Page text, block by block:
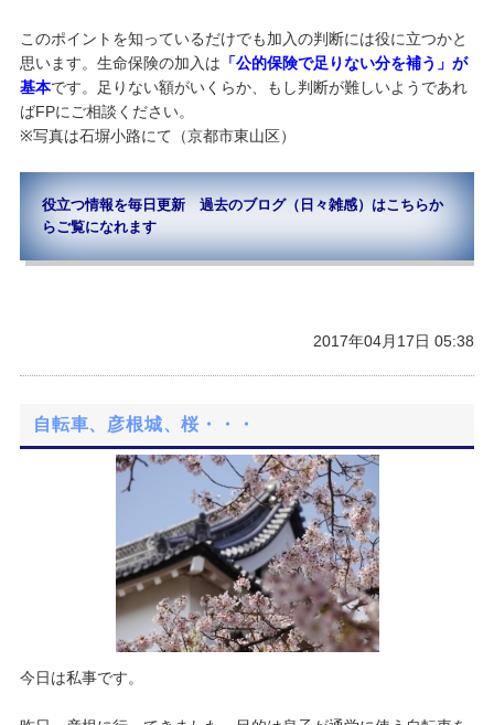
このポイントを知っているだけでも加入の判断には役に立つかと
思います。生命保険の加入は 「公的保険で足りない分を補う」が
基本です。足りない額がいくらか、もし判断が難しいようであれ
ばFPにご相談ください。
※写真は石塀小路にて（京都市東山区）
役立つ情報を毎日更新 過去のブログ（日々雑感）はこちらか
らご覧になれます
2017年04月17日 05:38
自転車、彦根城、桜・・・
今日は私事です。